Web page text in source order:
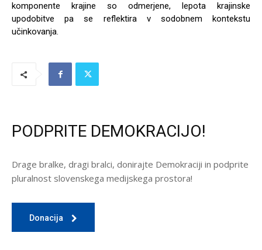
komponente krajine so odmerjene, lepota krajinske
upodobitve pa se reflektira v sodobnem kontekstu
učinkovanja.
PODPRITE DEMOKRACIJO!
Drage bralke, dragi bralci, donirajte Demokraciji in podprite
pluralnost slovenskega medijskega prostora!
Donacija